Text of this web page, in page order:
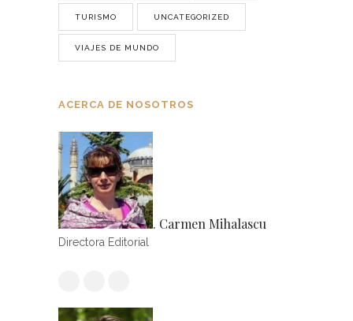
TURISMO UNCATEGORIZED
VIAJES DE MUNDO
ACERCA DE NOSOTROS
. Carmen Mihalascu
Directora Editorial